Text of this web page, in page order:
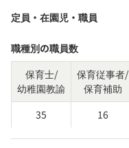
定員・在園児・職員
職種別の職員数
保育士/
幼稚園教諭
保育従事者/
保育補助
35 16